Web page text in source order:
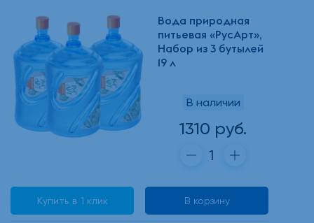
Вода природная
питьевая «РусАрт»,
Набор из 3 бутылей
19 л
В наличии
1310 руб.
Купить в 1 клик В корзину